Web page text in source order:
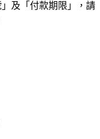
及「付款期限」，請